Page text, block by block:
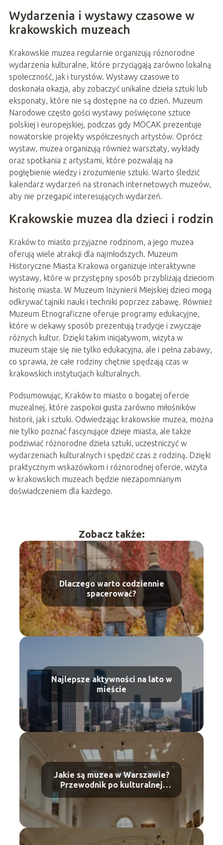
Wydarzenia i wystawy czasowe w
krakowskich muzeach
Krakowskie muzea regularnie organizują różnorodne
wydarzenia kulturalne, które przyciągają zarówno lokalną
społeczność, jak i turystów. Wystawy czasowe to
doskonała okazja, aby zobaczyć unikalne dzieła sztuki lub
eksponaty, które nie są dostępne na co dzień. Muzeum
Narodowe często gości wystawy poświęcone sztuce
polskiej i europejskiej, podczas gdy MOCAK prezentuje
nowatorskie projekty współczesnych artystów. Oprócz
wystaw, muzea organizują również warsztaty, wykłady
oraz spotkania z artystami, które pozwalają na
pogłębienie wiedzy i zrozumienie sztuki. Warto śledzić
kalendarz wydarzeń na stronach internetowych muzeów,
aby nie przegapić interesujących wydarzeń.
Krakowskie muzea dla dzieci i rodzin
Kraków to miasto przyjazne rodzinom, a jego muzea
oferują wiele atrakcji dla najmłodszych. Muzeum
Historyczne Miasta Krakowa organizuje interaktywne
wystawy, które w przystępny sposób przybliżają dzieciom
historię miasta. W Muzeum Inżynierii Miejskiej dzieci mogą
odkrywać tajniki nauki i techniki poprzez zabawę. Również
Muzeum Etnograficzne oferuje programy edukacyjne,
które w ciekawy sposób prezentują tradycje i zwyczaje
różnych kultur. Dzięki takim inicjatywom, wizyta w
muzeum staje się nie tylko edukacyjna, ale i pełna zabawy,
co sprawia, że całe rodziny chętnie spędzają czas w
krakowskich instytucjach kulturalnych.
Podsumowując, Kraków to miasto o bogatej ofercie
muzealnej, które zaspokoi gusta zarówno miłośników
historii, jak i sztuki. Odwiedzając krakowskie muzea, można
nie tylko poznać fascynujące dzieje miasta, ale także
podziwiać różnorodne dzieła sztuki, uczestniczyć w
wydarzeniach kulturalnych i spędzić czas z rodziną. Dzięki
praktycznym wskazówkom i różnorodnej ofercie, wizyta
w krakowskich muzeach będzie niezapomnianym
doświadczeniem dla każdego.
Zobacz także:
Dlaczego warto codziennie
spacerować?
Najlepsze aktywności na lato w
mieście
Jakie są muzea w Warszawie?
Przewodnik po kulturalnej